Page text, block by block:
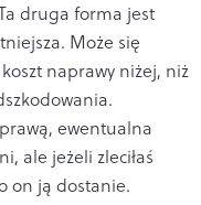
druga forma jest
Może się
naprawy niżej, niż
ewentualna
ale jeżeli zleciłaś
on ją dostanie.